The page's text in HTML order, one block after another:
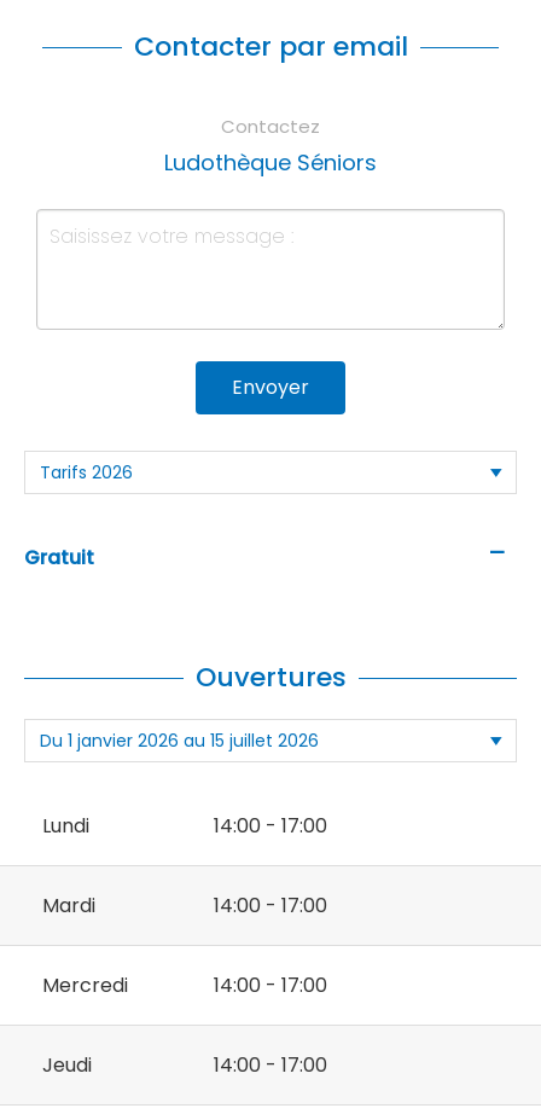
Contacter par email
Contactez
Ludothèque Séniors
Envoyer
Gratuit —
Ouvertures
Lundi 14:00 - 17:00
Mardi 14:00 - 17:00
Mercredi 14:00 - 17:00
Jeudi 14:00 - 17:00